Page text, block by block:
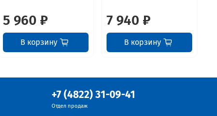
5 960 ₽
В корзину
7 940 ₽
В корзину
+7 (4822) 31-09-41
Отдел продаж